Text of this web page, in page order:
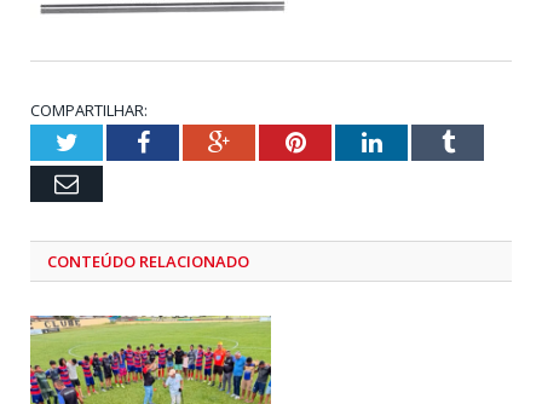
COMPARTILHAR:
TwitterFacebookGoogle+PinterestLinkedInTumblr
Email
CONTEÚDO RELACIONADO